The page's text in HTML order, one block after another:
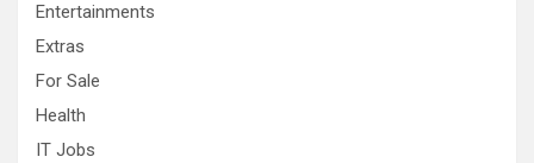
Entertainments
Extras
For Sale
Health
IT Jobs